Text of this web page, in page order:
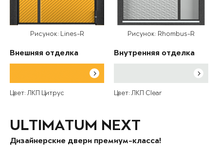
Рисунок: Lines-R
Внешняя отделка
Цвет: ЛКП Цитрус
Рисунок: Rhombus-R
Внутренняя отделка
Цвет: ЛКП Clear
ULTIMATUM NEXT
Дизайнерские двери премиум-класса!